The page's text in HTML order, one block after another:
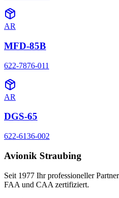
AR
MFD-85B
622-7876-011
AR
DGS-65
622-6136-002
Avionik Straubing
Seit 1977 Ihr professioneller
FAA und CAA zertifiziert.